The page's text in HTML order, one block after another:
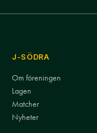
J-SÖDRA
Om föreningen
Lagen
Matcher
Nyheter